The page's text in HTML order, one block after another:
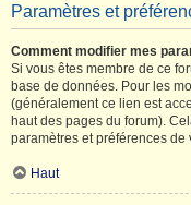
Paramètres et
Comment modifier mes
Si vous êtes membre de ce
base de données. Pour les
(généralement ce lien est
haut des pages du forum).
paramètres et préférences de
Haut